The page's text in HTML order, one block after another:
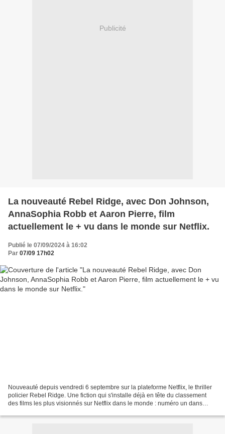
Publicité
La nouveauté Rebel Ridge, avec Don Johnson,
AnnaSophia Robb et Aaron Pierre, film
actuellement le + vu dans le monde sur Netflix.
Publié le 07/09/2024 à 16:02
Par 07/09 17h02
Nouveauté depuis vendredi 6 septembre sur la plateforme Netflix, le thriller
policier Rebel Ridge. Une fiction qui s'installe déjà en tête du classement
des films les plus visionnés sur Netflix dans le monde : numéro un dans